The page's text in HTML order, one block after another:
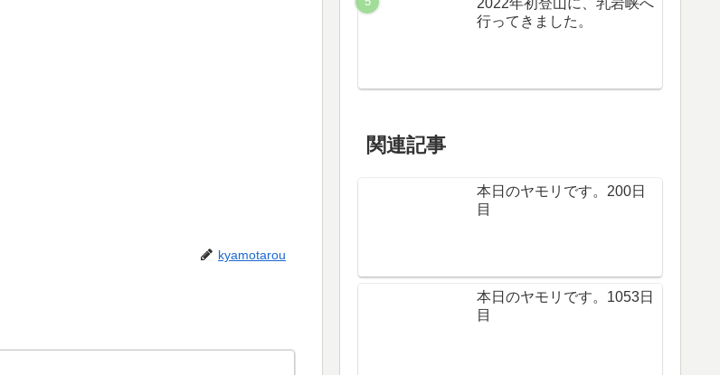
kyamotarou
行ってきました。
関連記事
本日のヤモリです。200日
目
本日のヤモリです。1053日
目